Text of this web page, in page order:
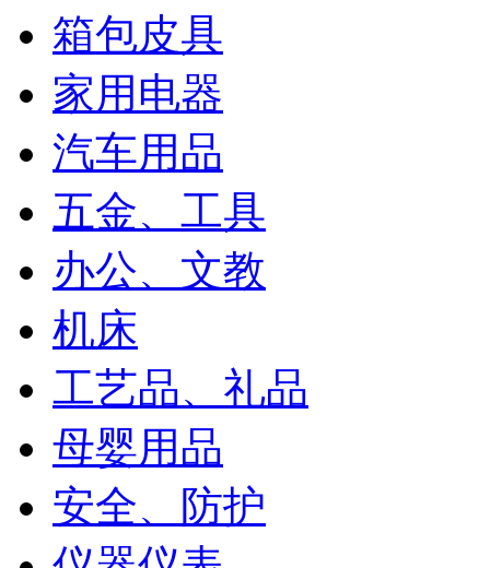
箱包皮具
家用电器
汽车用品
五金、工具
办公、文教
机床
工艺品、礼品
母婴用品
安全、防护